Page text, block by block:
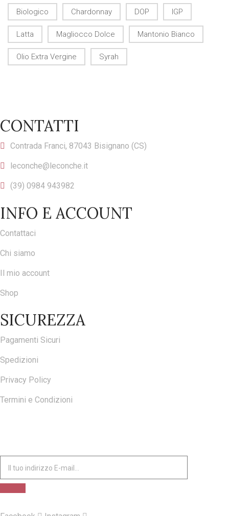
Biologico Chardonnay DOP IGP
Latta Magliocco Dolce Mantonio Bianco
Olio Extra Vergine Syrah
CONTATTI
Contrada Franci, 87043 Bisignano (CS)
leconche@leconche.it
(39) 0984 943982
INFO E ACCOUNT
Contattaci
Chi siamo
Il mio account
Shop
SICUREZZA
Pagamenti Sicuri
Spedizioni
Privacy Policy
Termini e Condizioni